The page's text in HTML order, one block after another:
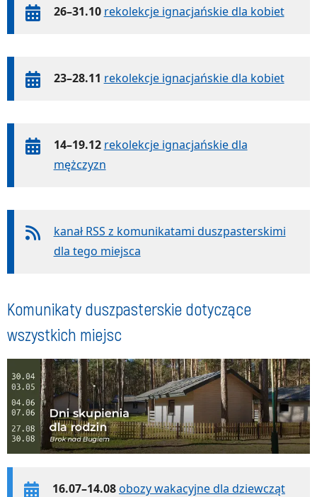
26–31.10 rekolekcje ignacjańskie dla kobiet
23–28.11 rekolekcje ignacjańskie dla kobiet
14–19.12 rekolekcje ignacjańskie dla
mężczyzn
kanał RSS z komunikatami duszpasterskimi
dla tego miejsca
Komunikaty duszpasterskie dotyczące
wszystkich miejsc
16.07–14.08obozy wakacyjne dla dziewcząt